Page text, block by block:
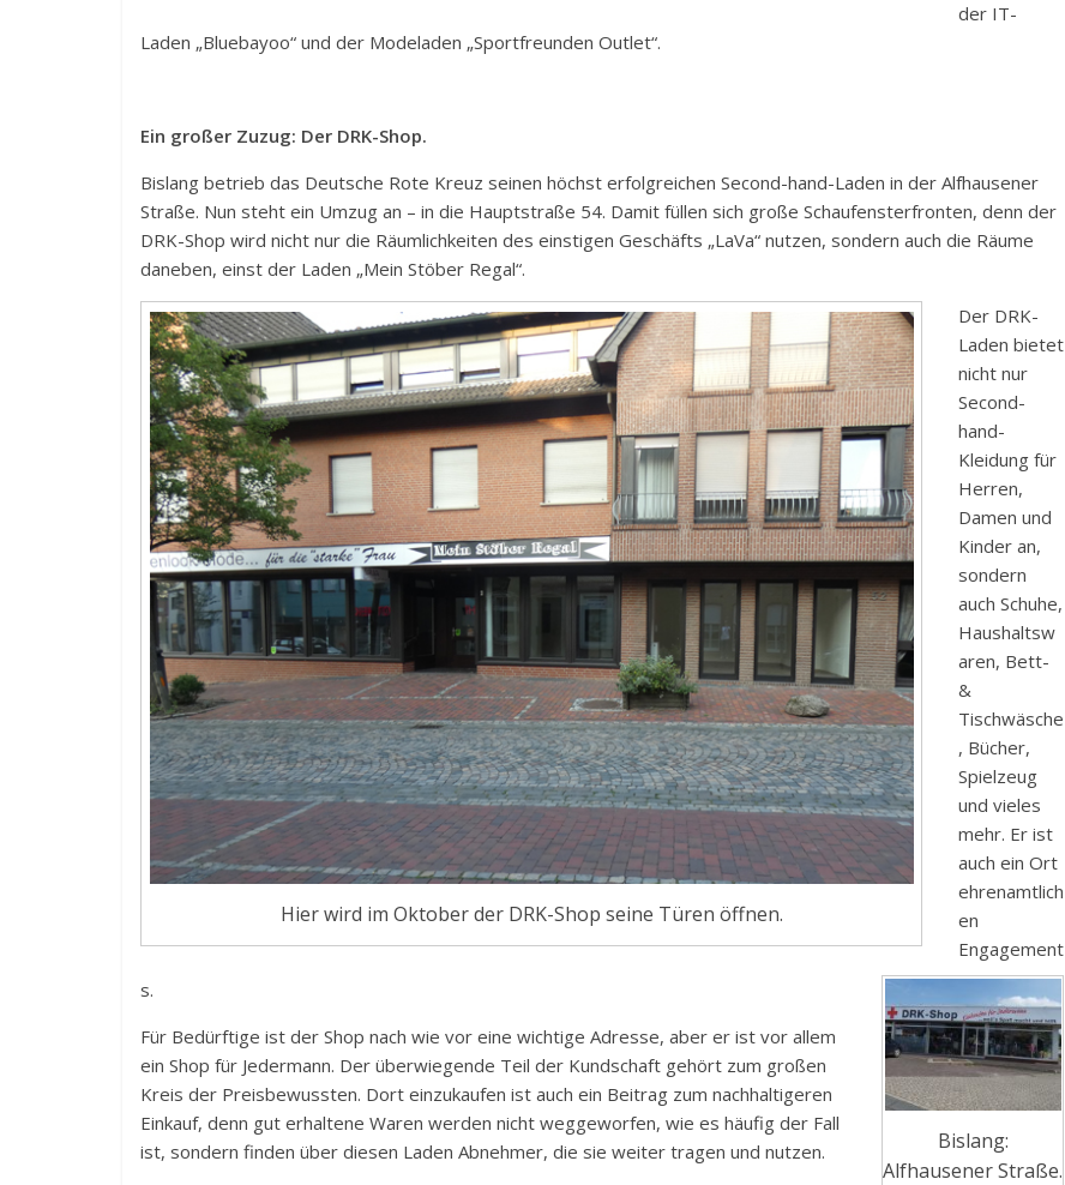
der IT-
Laden „Bluebayoo“ und der Modeladen „Sportfreunden Outlet“.
Ein großer Zuzug: Der DRK-Shop.
Bislang betrieb das Deutsche Rote Kreuz seinen höchst erfolgreichen Second-hand-Laden in der Alfhausener
Straße. Nun steht ein Umzug an – in die Hauptstraße 54. Damit füllen sich große Schaufensterfronten, denn der
DRK-Shop wird nicht nur die Räumlichkeiten des einstigen Geschäfts „LaVa“ nutzen, sondern auch die Räume
daneben, einst der Laden „Mein Stöber Regal“.
Hier wird im Oktober der DRK-Shop seine Türen öffnen.
Bislang:
Alfhausener Straße.
Der DRK-
Laden bietet
nicht nur
Second-
hand-
Kleidung für
Herren,
Damen und
Kinder an,
sondern
auch Schuhe,
Haushaltsw
aren, Bett-
&
Tischwäsche
, Bücher,
Spielzeug
und vieles
mehr. Er ist
auch ein Ort
ehrenamtlich
en
Engagement
s.
Für Bedürftige ist der Shop nach wie vor eine wichtige Adresse, aber er ist vor allem
ein Shop für Jedermann. Der überwiegende Teil der Kundschaft gehört zum großen
Kreis der Preisbewussten. Dort einzukaufen ist auch ein Beitrag zum nachhaltigeren
Einkauf, denn gut erhaltene Waren werden nicht weggeworfen, wie es häufig der Fall
ist, sondern finden über diesen Laden Abnehmer, die sie weiter tragen und nutzen.